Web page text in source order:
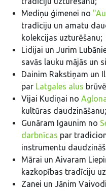
Mediņu ģimenei no
tradīciju un amatu
kolekcijas uzturēšanu;
Lidijai un Jurim
savās lauku mājās un
Dainim Rakstiņam un
par Latgales alus
Vijai Kudiņai no
kultūras daudzināšanu;
Gunāram Igaunim no
darbnīcas par
instrumentu
Mārai un Aivaram
kazkopības tradīciju
Zanei un Jānim